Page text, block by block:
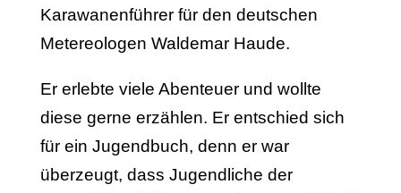
Karawanenführer für den deutschen
Metereologen Waldemar Haude.
Er erlebte viele Abenteuer und wollte
diese gerne erzählen. Er entschied sich
für ein Jugendbuch, denn er war
überzeugt, dass Jugendliche der